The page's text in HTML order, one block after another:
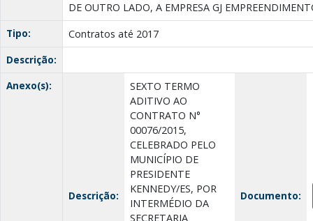
DE OUTRO LADO, A EMPRESA GJ
Tipo:
Contratos até 2017
Descrição:
Anexo(s):
Descrição:
SEXTO TERMO
ADITIVO AO
CONTRATO N°
00076/2015,
CELEBRADO PELO
MUNICÍPIO DE
PRESIDENTE
KENNEDY/ES, POR
INTERMÉDIO DA
SECRETARIA
Documento: